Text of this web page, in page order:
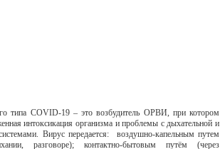
типа COVID-19 – это возбудитель ОРВИ, при котором
интоксикация организма и проблемы с дыхательной и
Вирус передается: воздушно-капельным путем
разговоре); контактно-бытовым путём (через